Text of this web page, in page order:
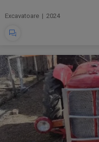
Excavatoare | 2024